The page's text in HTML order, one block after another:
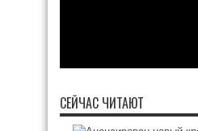
СЕЙЧАС ЧИТАЮТ